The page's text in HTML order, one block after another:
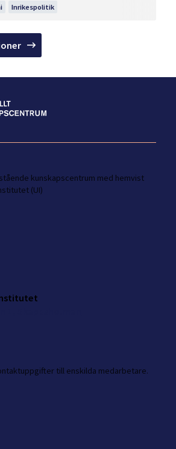
Inrikespolitik
kunskapscentrum med hemvist
(UI)
till enskilda medarbetare.